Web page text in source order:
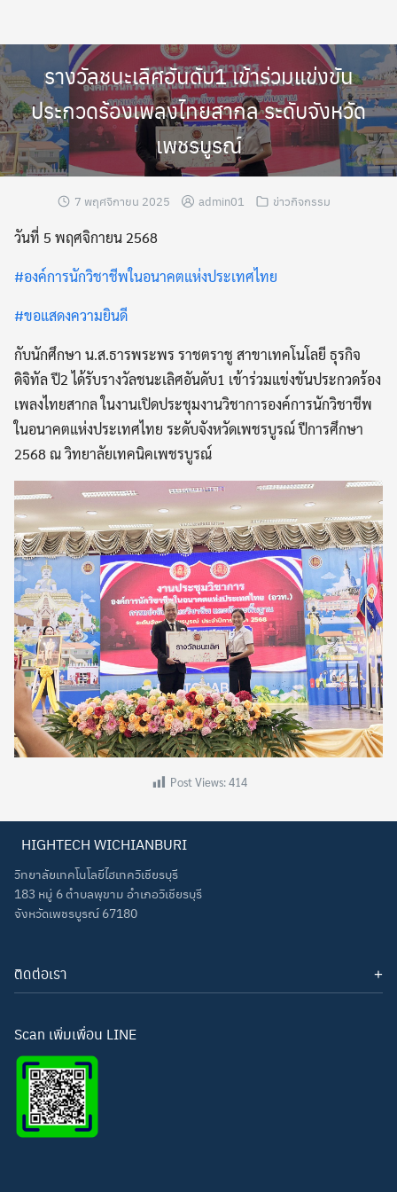
content
Search
for:
รางวัลชนะเลิศอันดับ1 เข้าร่วมแข่งขัน
ประกวดร้องเพลงไทยสากล ระดับจังหวัด
เพชรบูรณ์
7 พฤศจิกายน 2025 admin01 ข่าวกิจกรรม
วันที่ 5 พฤศจิกายน 2568
#องค์การนักวิชาชีพในอนาคตแห่งประเทศไทย
#ขอแสดงความยินดี
กับนักศึกษา น.ส.ธารพระพร ราชตราชู สาขาเทคโนโลยี ธุรกิจ
ดิจิทัล ปี2 ได้รับรางวัลชนะเลิศอันดับ1 เข้าร่วมแข่งขันประกวดร้อง
เพลงไทยสากล ในงานเปิดประชุมงานวิชาการองค์การนักวิชาชีพ
ในอนาคตแห่งประเทศไทย ระดับจังหวัดเพชรบูรณ์ ปีการศึกษา
2568 ณ วิทยาลัยเทคนิคเพชรบูรณ์
Post Views:414
HIGHTECH WICHIANBURI
วิทยาลัยเทคโนโลยีไฮเทควิเชียรบุรี
183 หมู่ 6 ตำบลพุขาม อำเภอวิเชียรบุรี
จังหวัดเพชรบูรณ์ 67180
ติดต่อเรา
โทรศัพท์: 093-3277343
อีเมล: hightechwichian@gmail.com
Scan เพิ่มเพื่อน LINE